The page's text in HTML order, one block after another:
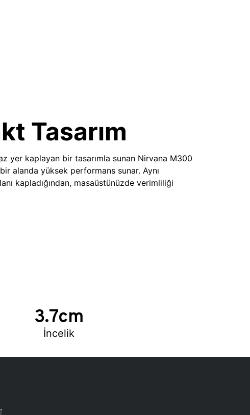
Tasarım
yer kaplayan bir tasarımla sunan Nirvana M300
alanda yüksek performans sunar. Aynı
kapladığından, masaüstünüzde verimliliği
3.7cm
İncelik